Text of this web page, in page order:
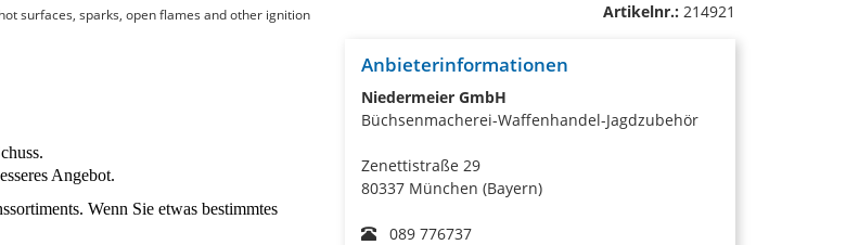
surfaces, sparks, open flames and other ignition
Angebot.
Wenn Sie etwas bestimmtes
Artikelnr.: 214921
Anbieterinformationen
Niedermeier GmbH
Büchsenmacherei-Waffenhandel-Jagdzubehör
Zenettistraße 29
80337 München (Bayern)
089 776737